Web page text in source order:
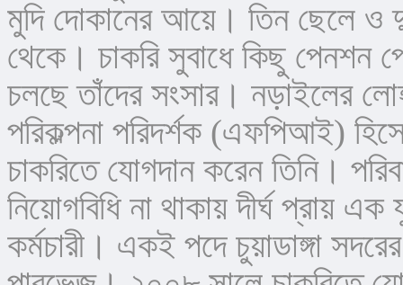
মুদি দোকানের আয়ে। তিন ছেলে ও
থেকে। চাকরি সুবাধে কিছু পেনশন
চলছে তাঁদের সংসার। নড়াইলের
পরিকল্পনা পরিদর্শক (এফপিআই)
চাকরিতে যোগদান করেন তিনি।
নিয়োগবিধি না থাকায় দীর্ঘ প্রায়
কর্মচারী। একই পদে চুয়াডাঙ্গা